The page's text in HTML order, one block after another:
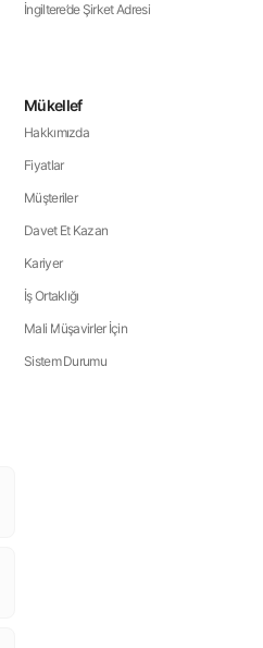
İngiltere’de Şirket Adresi
Mükellef
Hakkımızda
Fiyatlar
Müşteriler
Davet Et Kazan
Kariyer
İş Ortaklığı
Mali Müşavirler İçin
Sistem Durumu